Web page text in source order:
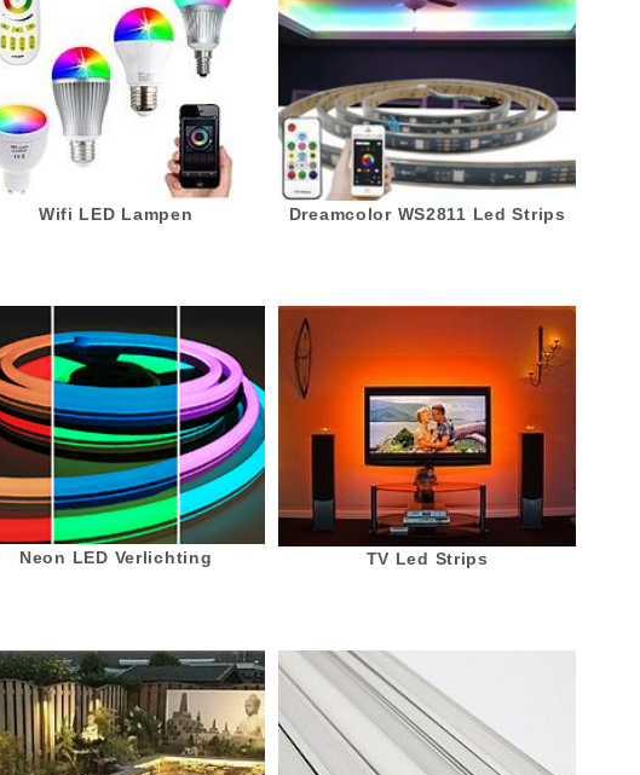
Wifi LED Lampen Dreamcolor WS2811 Led Strips
Neon LED Verlichting TV Led Strips